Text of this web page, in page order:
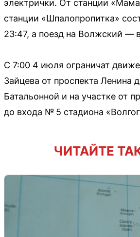
электрички. От станции
станции «Шпалопропитка»
23:47, а поезд на Волжский —
С 7:00 4 июля ограничат
Зайцева от проспекта Ленина
Батальонной и на участке от
до входа № 5 стадиона
ЧИТАЙТЕ